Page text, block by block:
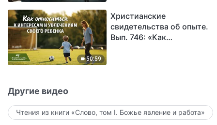
обрести Божье
спасение?
50:59
Христианские
свидетельства об опыте.
Вып. 746: «Как
Другие видео
Чтения из книги «Слово, том I. Божье явление и работа»